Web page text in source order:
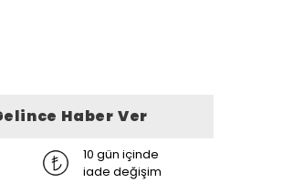
Haber Ver
10 gün içinde
iade değişim